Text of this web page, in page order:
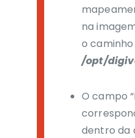
na
o caminho
/opt/
O campo
dentro da